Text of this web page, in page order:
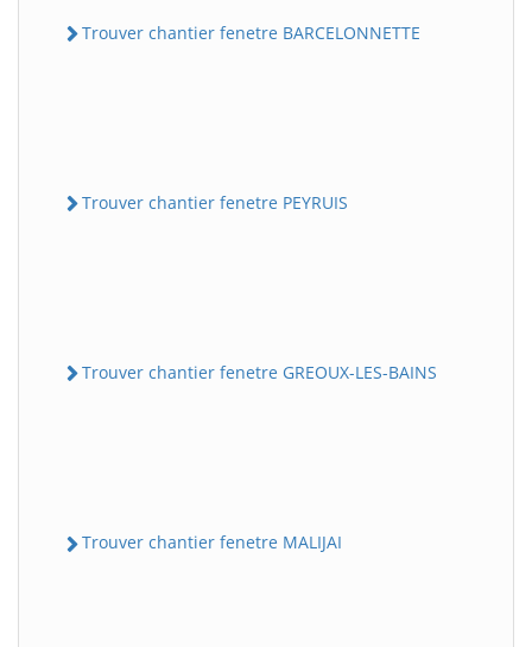
Trouver chantier fenetre BARCELONNETTE
Trouver chantier fenetre PEYRUIS
Trouver chantier fenetre GREOUX-LES-BAINS
Trouver chantier fenetre MALIJAI